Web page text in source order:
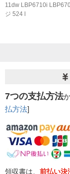
11dw LBP6710i
ジ 524 l
7つの支払方法
払方法]
領収書は、 前払い決